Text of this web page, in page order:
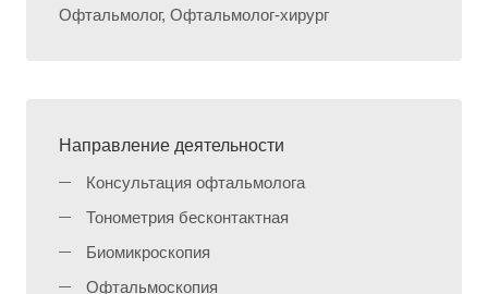
Офтальмолог, Офтальмолог-хирург
Направление деятельности
Консультация офтальмолога
Тонометрия бесконтактная
Биомикроскопия
Офтальмоскопия